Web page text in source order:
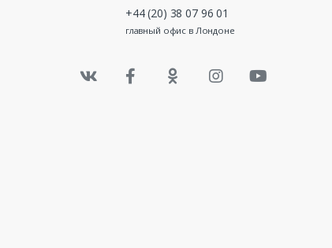
+44 (20) 38 07 96 01
главный офис в Лондоне